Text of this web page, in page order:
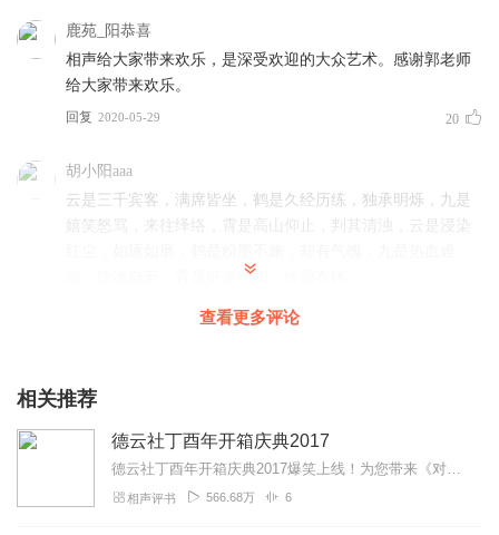
鹿苑_阳恭喜
相声给大家带来欢乐，是深受欢迎的大众艺术。感谢郭老师
给大家带来欢乐。
回复 2020-05-29 20
胡小阳aaa
云是三千宾客，满席皆坐，鹤是久经历练，独承明烁，九是
嬉笑怒骂，来往绎络，霄是高山仰止，判其清浊，云是浸染
凉，饮冰自若，霄是征途明媚，传师衣钵。
爱了德云社啊 一入德云深似海，从此明星是路人 大爱德云社
达瓦里希_____
最喜欢德云社的相声了，不能不听呀😍😍😍
查看更多评论
相关推荐
德云社丁酉年开箱庆典2017
德云社丁酉年开箱庆典2017爆笑上线！为您带来《对春联》《完美人生》《语言艺术》等高能相声！各种爆笑包袱等你解锁！一次承包你一整天的快乐~听德云社相声，上喜马拉...
相声评书 566.68万 6